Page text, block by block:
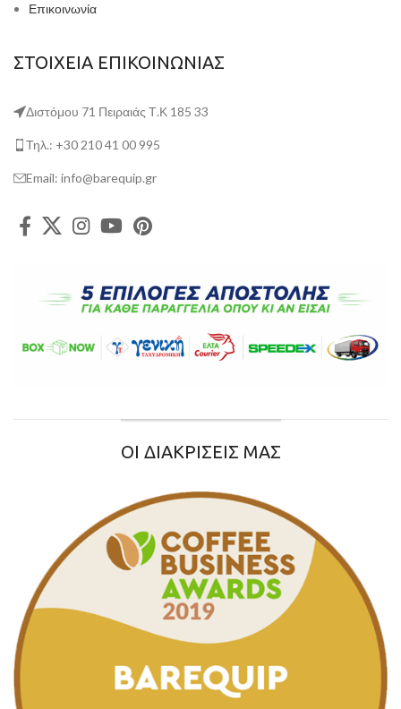
Επικοινωνία
ΣΤΟΙΧΕΙΑ ΕΠΙΚΟΙΝΩΝΙΑΣ
Διστόμου 71 Πειραιάς Τ.Κ 185 33
Τηλ.: +30 210 41 00 995
Email: info@barequip.gr
ΟΙ ΔΙΑΚΡΙΣΕΙΣ ΜΑΣ